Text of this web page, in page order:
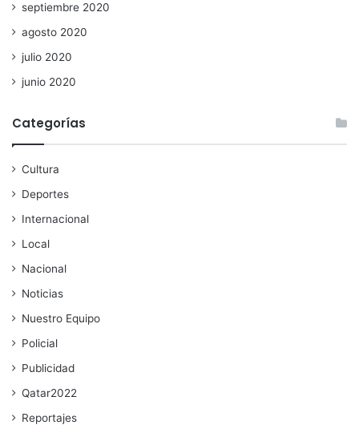
septiembre 2020
agosto 2020
julio 2020
junio 2020
Categorías
Cultura
Deportes
Internacional
Local
Nacional
Noticias
Nuestro Equipo
Policial
Publicidad
Qatar2022
Reportajes